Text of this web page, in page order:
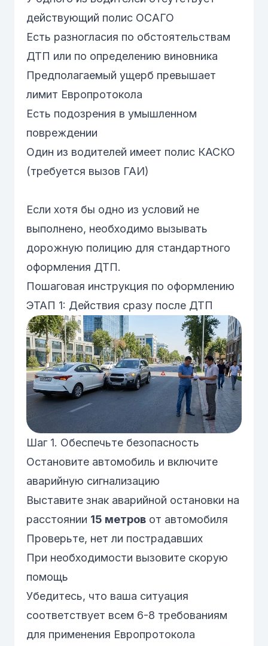
действующий полис ОСАГО
Есть разногласия по обстоятельствам
ДТП или по определению виновника
Предполагаемый ущерб превышает
лимит Европротокола
Есть подозрения в умышленном
повреждении
Один из водителей имеет полис КАСКО
(требуется вызов ГАИ)
Если хотя бы одно из условий не
выполнено, необходимо вызывать
дорожную полицию для стандартного
оформления ДТП.
Пошаговая инструкция по оформлению
ЭТАП 1: Действия сразу после ДТП
Шаг 1. Обеспечьте безопасность
Остановите автомобиль и включите
аварийную сигнализацию
Выставите знак аварийной остановки на
расстоянии 15 метров от автомобиля
Проверьте, нет ли пострадавших
При необходимости вызовите скорую
помощь
Убедитесь, что ваша ситуация
соответствует всем 6-8 требованиям
для применения Европротокола